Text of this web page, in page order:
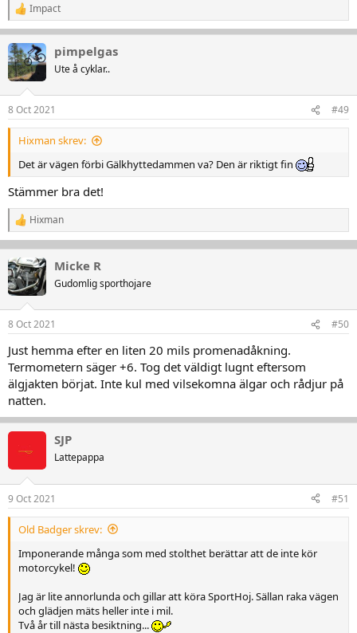
R
e
a
k
t
i
e
r
Impact
pimpelgas
Ute å cyklar..
8 Oct 2021 #49
Hixman skrev:
Det är vägen förbi Gälkhyttedammen va? Den är riktigt fin
Stämmer bra det!
R
e
a
k
t
i
n
e
:
Hixman
Micke R
Gudomlig sporthojare
8 Oct 2021 #50
Just hemma efter en liten 20 mils promenadåkning.
Termometern säger +6. Tog det väldigt lugnt eftersom
älgjakten börjat. Inte kul med vilsekomna älgar och rådjur på
natten.
SJP
Lattepappa
9 Oct 2021 #51
Old Badger skrev:
Imponerande många som med stolthet berättar att de inte kör
motorcykel!
Jag är lite annorlunda och gillar att köra SportHoj. Sällan raka vägen
och glädjen mäts heller inte i mil.
Två år till nästa besiktning...